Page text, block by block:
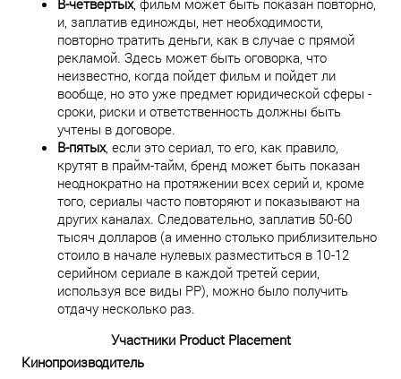
В-четвертых, фильм может быть показан повторно,
и, заплатив единожды, нет необходимости,
повторно тратить деньги, как в случае с прямой
рекламой. Здесь может быть оговорка, что
неизвестно, когда пойдет фильм и пойдет ли
вообще, но это уже предмет юридической сферы -
сроки, риски и ответственность должны быть
учтены в договоре.
В-пятых, если это сериал, то его, как правило,
крутят в прайм-тайм, бренд может быть показан
неоднократно на протяжении всех серий и, кроме
того, сериалы часто повторяют и показывают на
других каналах. Следовательно, заплатив 50-60
тысяч долларов (а именно столько приблизительно
стоило в начале нулевых разместиться в 10-12
серийном сериале в каждой третей серии,
используя все виды PP), можно было получить
отдачу несколько раз.
Участники Product Placement
Кинопроизводитель